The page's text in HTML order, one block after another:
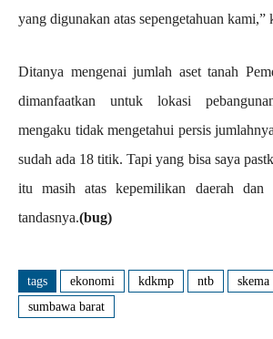
yang digunakan atas sepengetahuan kami,”
Ditanya mengenai jumlah aset tanah
dimanfaatkan untuk lokasi
mengaku tidak mengetahui persis
sudah ada 18 titik. Tapi yang bisa saya
itu masih atas kepemilikan daerah dan
tandasnya.(bug)
tags ekonomi kdkmp ntb
sumbawa barat